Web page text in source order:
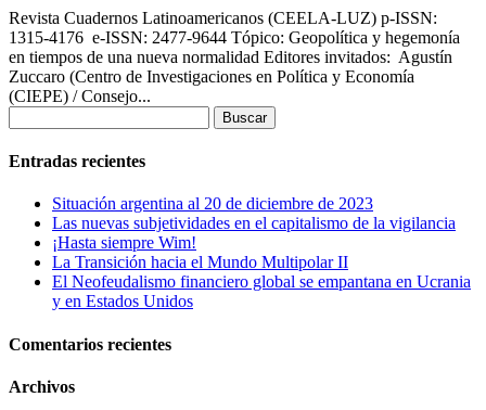
Revista Cuadernos Latinoamericanos (CEELA-LUZ) p-ISSN:
1315-4176 e-ISSN: 2477-9644 Tópico: Geopolítica y hegemonía
en tiempos de una nueva normalidad Editores invitados: Agustín
Zuccaro (Centro de Investigaciones en Política y Economía
(CIEPE) / Consejo...
Entradas recientes
Situación argentina al 20 de diciembre de 2023
Las nuevas subjetividades en el capitalismo de la vigilancia
¡Hasta siempre Wim!
La Transición hacia el Mundo Multipolar II
El Neofeudalismo financiero global se empantana en Ucrania
y en Estados Unidos
Comentarios recientes
Archivos